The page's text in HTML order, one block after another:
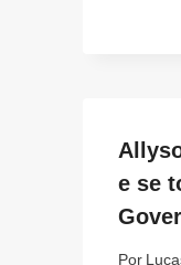
e se
Por